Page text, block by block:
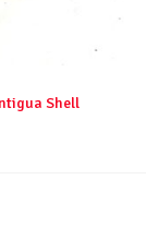
Shell